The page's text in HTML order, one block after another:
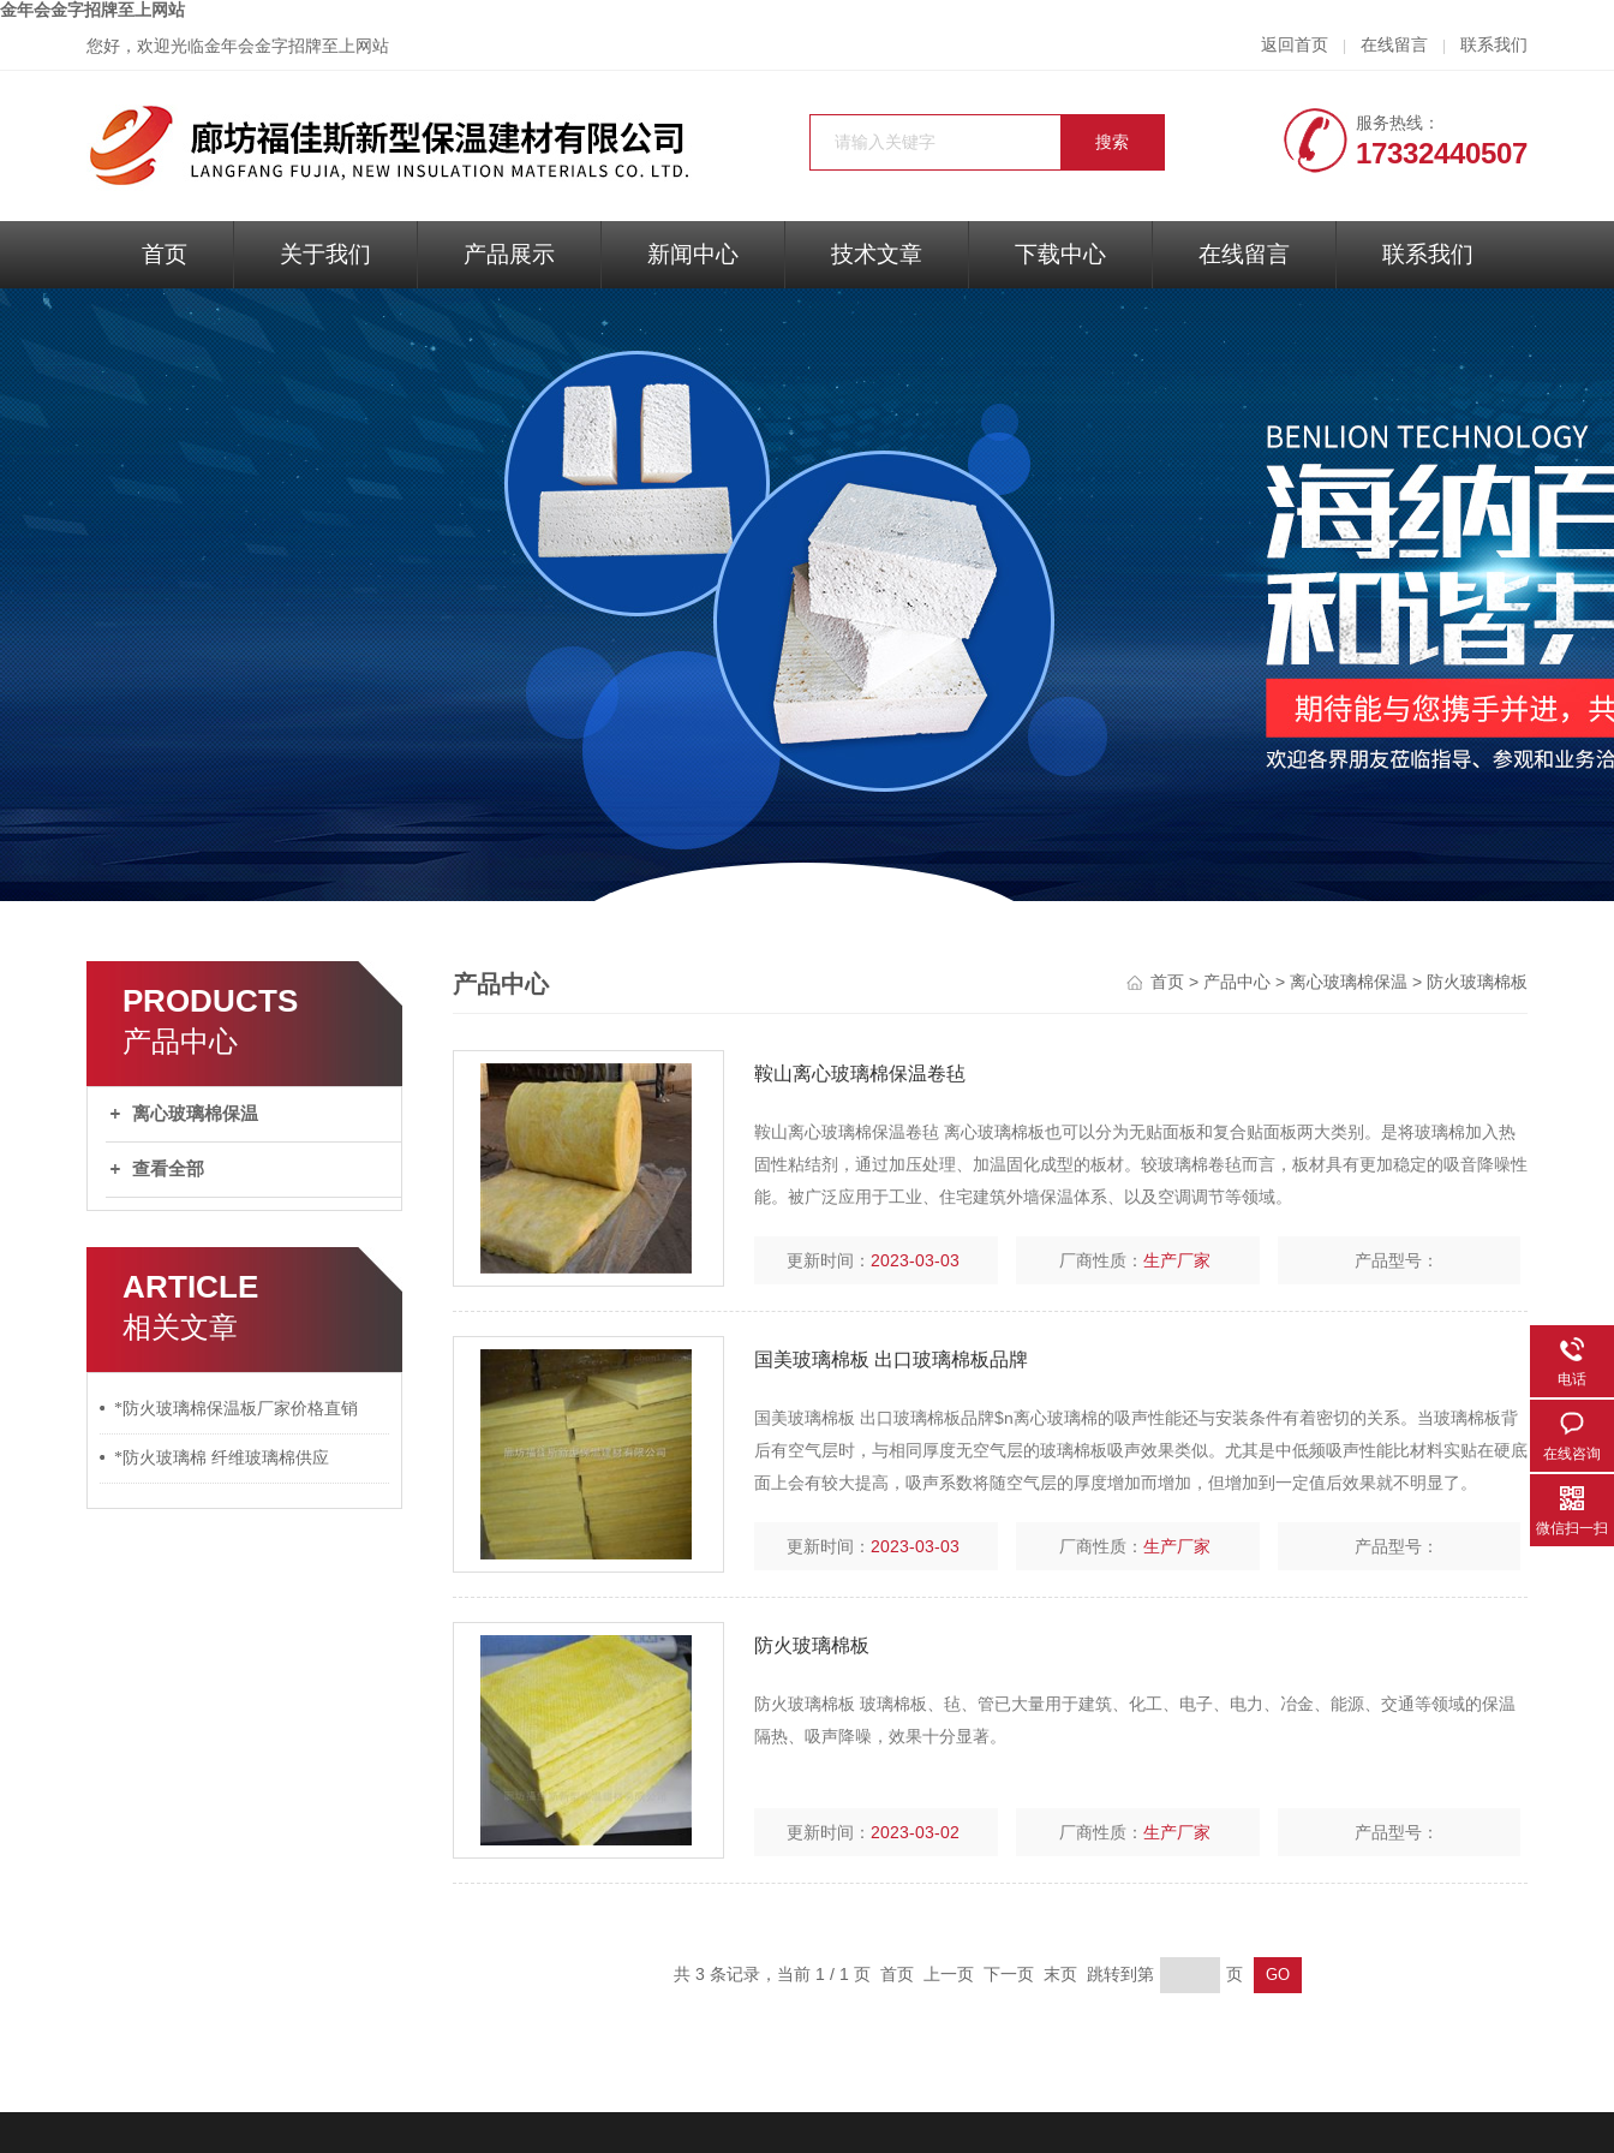
金年会金字招牌至上网站
您好，欢迎光临金年会金字招牌至上网站 返回首页 在线留言 联系我们
服务热线：
17332440507
首页 关于我们 产品展示 新闻中心 技术文章 下载中心 在线留言 联系我们
PRODUCTS
产品中心
离心玻璃棉保温
查看全部
ARTICLE
相关文章
*防火玻璃棉保温板厂家价格直销
*防火玻璃棉 纤维玻璃棉供应
产品中心 首页 > 产品中心 > 离心玻璃棉保温 > 防火玻璃棉板
鞍山离心玻璃棉保温卷毡
鞍山离心玻璃棉保温卷毡 离心玻璃棉板也可以分为无贴面板和复合贴面板两大类别。是将玻璃棉加入热
固性粘结剂，通过加压处理、加温固化成型的板材。较玻璃棉卷毡而言，板材具有更加稳定的吸音降噪性
能。被广泛应用于工业、住宅建筑外墙保温体系、以及空调调节等领域。
更新时间： 2023-03-03 厂商性质：生产厂家 产品型号：
国美玻璃棉板 出口玻璃棉板品牌
国美玻璃棉板 出口玻璃棉板品牌$n离心玻璃棉的吸声性能还与安装条件有着密切的关系。当玻璃棉板背
后有空气层时，与相同厚度无空气层的玻璃棉板吸声效果类似。尤其是中低频吸声性能比材料实贴在硬底
面上会有较大提高，吸声系数将随空气层的厚度增加而增加，但增加到一定值后效果就不明显了。
更新时间： 2023-03-03 厂商性质：生产厂家 产品型号：
防火玻璃棉板
防火玻璃棉板 玻璃棉板、毡、管已大量用于建筑、化工、电子、电力、冶金、能源、交通等领域的保温
隔热、吸声降噪，效果十分显著。
更新时间： 2023-03-02 厂商性质：生产厂家 产品型号：
共 3 条记录，当前 1 / 1 页 首页 上一页 下一页 末页 跳转到第 页
电话
在线咨询
微信扫一扫